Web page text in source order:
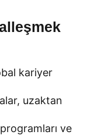
kariyer
uzaktan
ve